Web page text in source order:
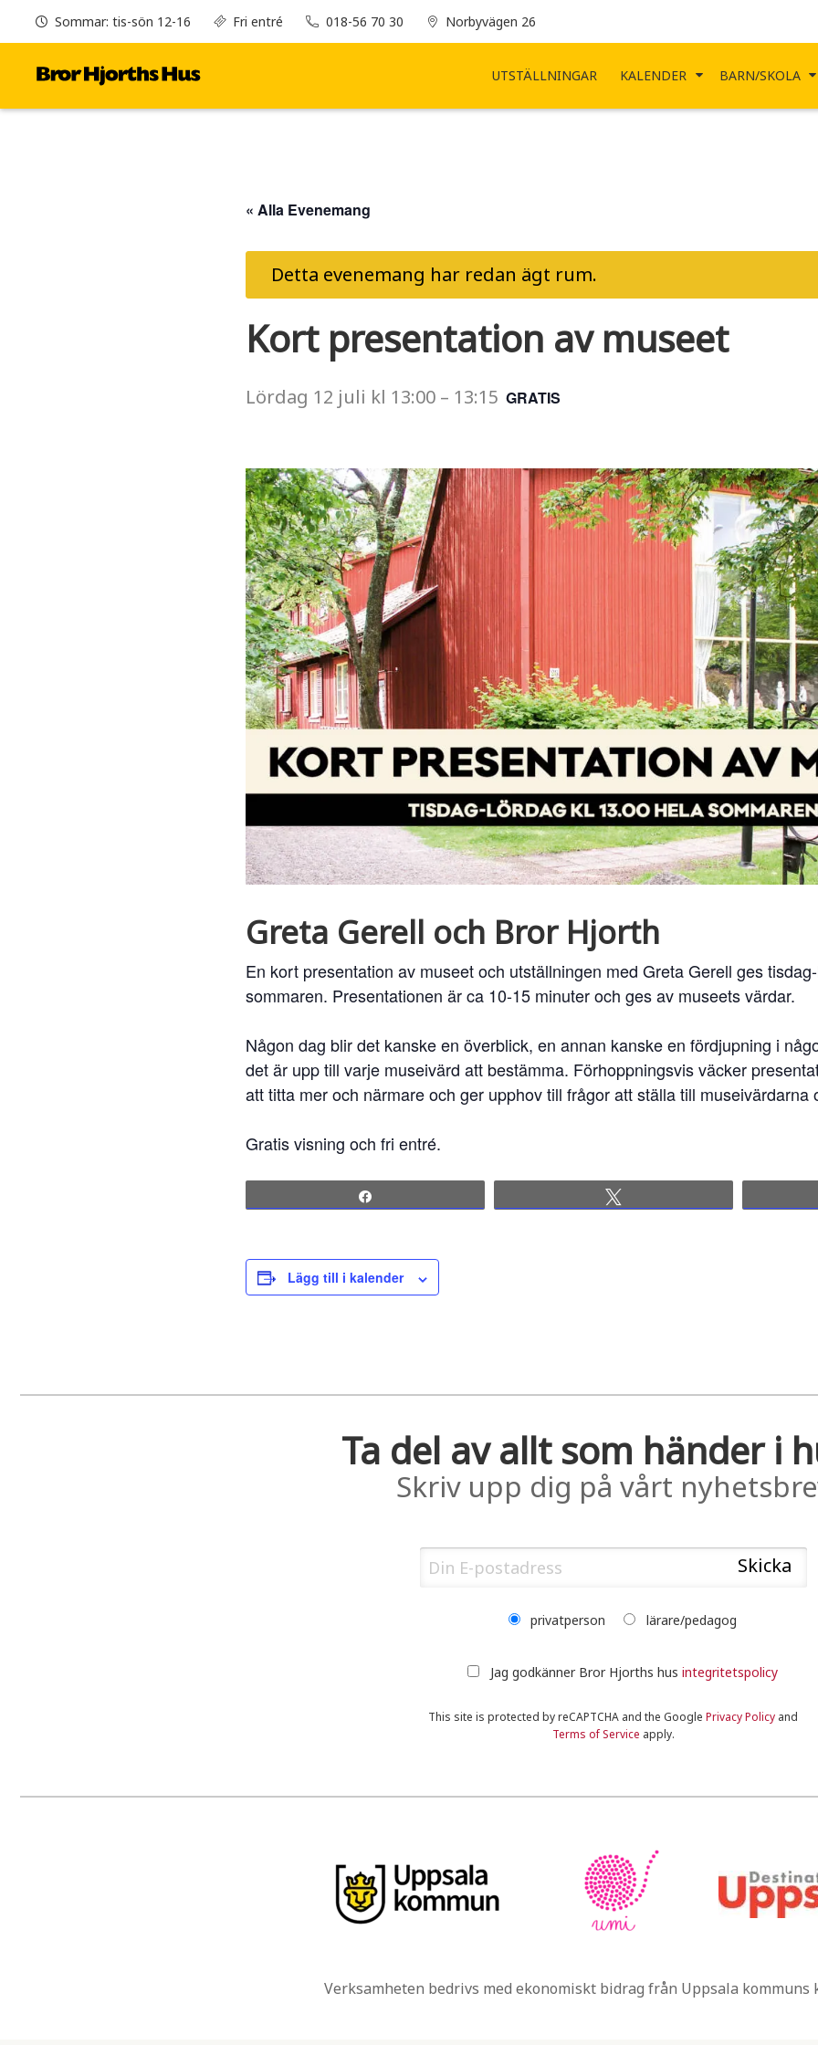
Sommar: tis-sön 12-16 Fri entré 018-56 70 30 Norbyvägen 26
UTSTÄLLNINGAR KALENDER BARN/SKOLA
« Alla Evenemang
Detta evenemang har redan ägt rum.
Kort presentation av museet
Lördag 12 juli kl 13:00– 13:15 GRATIS
Greta Gerell och Bror Hjorth
En kort presentation av museet och utställningen med Greta Gerell ges
sommaren. Presentationen är ca 10-15 minuter och ges av museets värdar.
Någon dag blir det kanske en överblick, en annan kanske en fördjupning i
det är upp till varje museivärd att bestämma. Förhoppningsvis väcker
att titta mer och närmare och ger upphov till frågor att ställa till museivärdarna
Gratis visning och fri entré.
Lägg till i kalender
Ta del av allt som händer i
Skriv upp dig på vårt
privatperson lärare/pedagog
Jag godkänner Bror Hjorths hus integritetspolicy
This site is protected by reCAPTCHA and the GooglePrivacy Policy and
Terms of Service apply.
Verksamheten bedrivs med ekonomiskt bidrag från Uppsala kommuns